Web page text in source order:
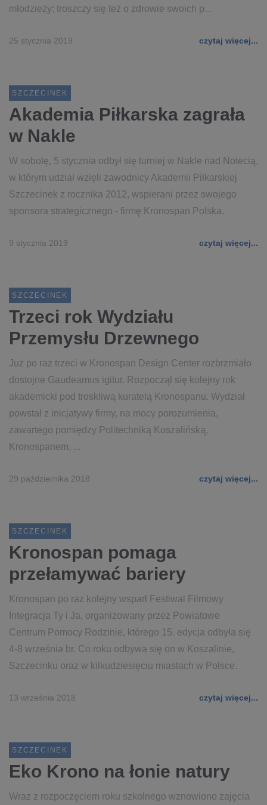
młodzieży; troszczy się też o zdrowie swoich p...
25 stycznia 2019 czytaj więcej...
SZCZECINEK
Akademia Piłkarska zagrała
w Nakle
W sobotę, 5 stycznia odbył się turniej w Nakle nad Notecią,
w którym udział wzięli zawodnicy Akademii Piłkarskiej
Szczecinek z rocznika 2012, wspierani przez swojego
sponsora strategicznego - firmę Kronospan Polska.
9 stycznia 2019 czytaj więcej...
SZCZECINEK
Trzeci rok Wydziału
Przemysłu Drzewnego
Już po raz trzeci w Kronospan Design Center rozbrzmiało
dostojne Gaudeamus igitur. Rozpoczął się kolejny rok
akademicki pod troskliwą kuratelą Kronospanu. Wydział
powstał z inicjatywy firmy, na mocy porozumienia,
zawartego pomiędzy Politechniką Koszalińską,
Kronospanem, ...
29 października 2018 czytaj więcej...
SZCZECINEK
Kronospan pomaga
przełamywać bariery
Kronospan po raz kolejny wsparł Festiwal Filmowy
Integracja Ty i Ja, organizowany przez Powiatowe
Centrum Pomocy Rodzinie, którego 15. edycja odbyła się
4-8 września br. Co roku odbywa się on w Koszalinie,
Szczecinku oraz w kilkudziesięciu miastach w Polsce.
13 września 2018 czytaj więcej...
SZCZECINEK
Eko Krono na łonie natury
Wraz z rozpoczęciem roku szkolnego wznowiono zajęcia